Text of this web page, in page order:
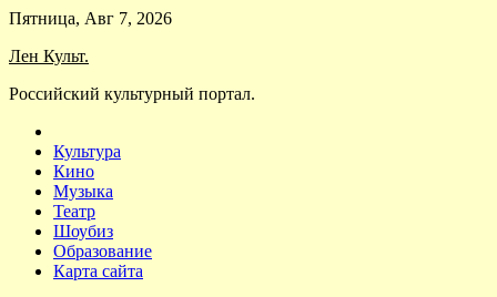
Skip
content
Пятница, Авг 7, 2026
Лен Культ.
Российский культурный портал.
Культура
Кино
Музыка
Театр
Шоубиз
Образование
Карта сайта